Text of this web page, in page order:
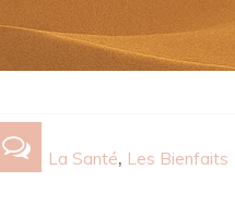
La Santé Les Bienfaits